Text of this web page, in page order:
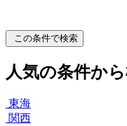
この条件で検索
人気の条件か
東海
関西